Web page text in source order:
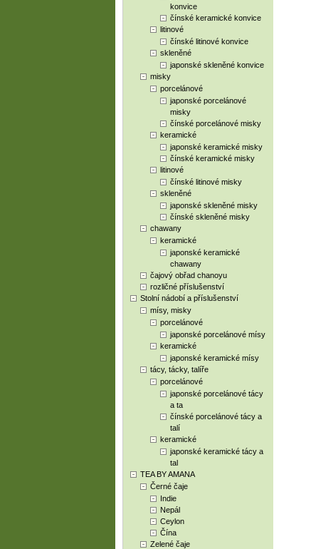
konvice
čínské keramické konvice
litinové
čínské litinové konvice
skleněné
japonské skleněné konvice
misky
porcelánové
japonské porcelánové
misky
čínské porcelánové misky
keramické
japonské keramické misky
čínské keramické misky
litinové
čínské litinové misky
skleněné
japonské skleněné misky
čínské skleněné misky
chawany
keramické
japonské keramické
chawany
čajový obřad chanoyu
rozličné příslušenství
Stolní nádobí a příslušenství
mísy, misky
porcelánové
japonské porcelánové mísy
keramické
japonské keramické mísy
tácy, tácky, talíře
porcelánové
japonské porcelánové tácy
a ta
čínské porcelánové tácy a
talí
keramické
japonské keramické tácy a
tal
TEA BY AMANA
Černé čaje
Indie
Nepál
Ceylon
Čína
Zelené čaje